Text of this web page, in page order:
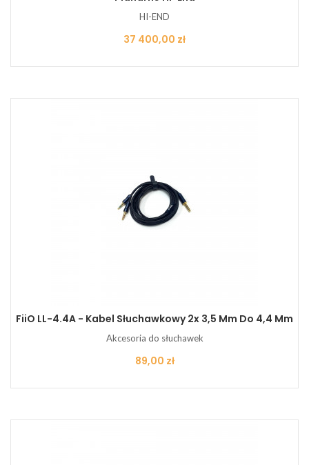
HI-END
Cena
37 400,00 zł
FiiO LL-4.4A - Kabel Słuchawkowy 2x 3,5 Mm Do 4,4 Mm
Akcesoria do słuchawek
Cena
89,00 zł